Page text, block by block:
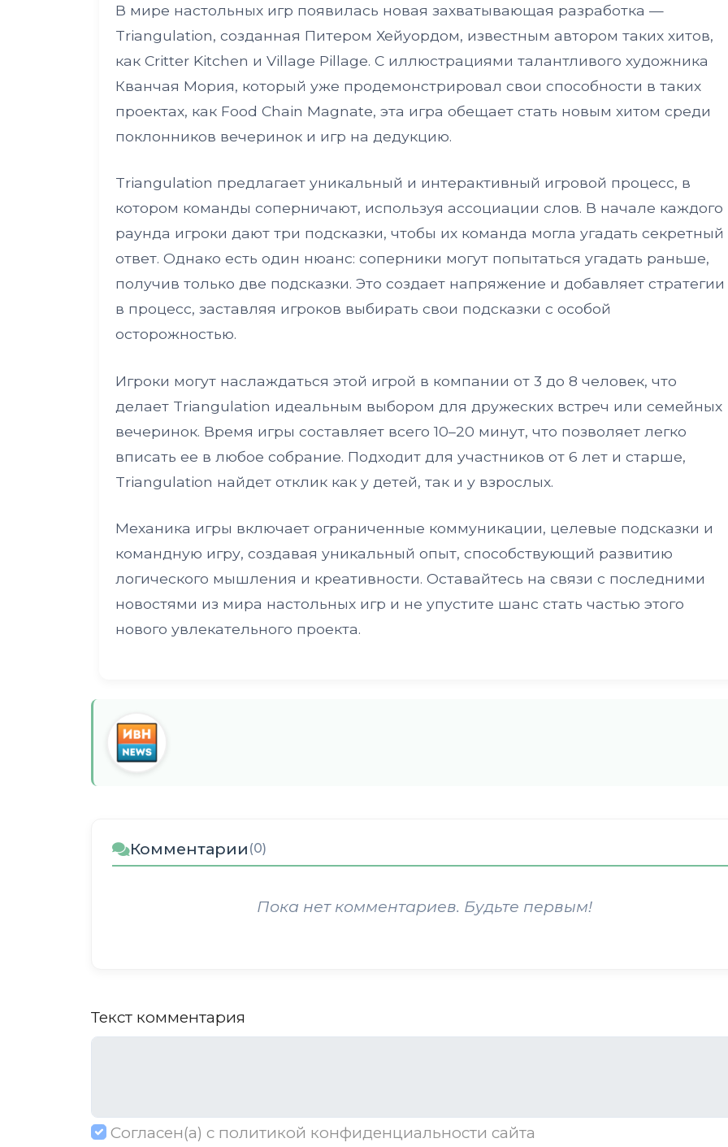
В мире настольных игр появилась новая захватывающая разработка —
Triangulation, созданная Питером Хейуордом, известным автором таких хитов,
как Critter Kitchen и Village Pillage. С иллюстрациями талантливого художника
Кванчая Мория, который уже продемонстрировал свои способности в таких
проектах, как Food Chain Magnate, эта игра обещает стать новым хитом среди
поклонников вечеринок и игр на дедукцию.
Triangulation предлагает уникальный и интерактивный игровой процесс, в
котором команды соперничают, используя ассоциации слов. В начале каждого
раунда игроки дают три подсказки, чтобы их команда могла угадать секретный
ответ. Однако есть один нюанс: соперники могут попытаться угадать раньше,
получив только две подсказки. Это создает напряжение и добавляет стратегии
в процесс, заставляя игроков выбирать свои подсказки с особой
осторожностью.
Игроки могут наслаждаться этой игрой в компании от 3 до 8 человек, что
делает Triangulation идеальным выбором для дружеских встреч или семейных
вечеринок. Время игры составляет всего 10–20 минут, что позволяет легко
вписать ее в любое собрание. Подходит для участников от 6 лет и старше,
Triangulation найдет отклик как у детей, так и у взрослых.
Механика игры включает ограниченные коммуникации, целевые подсказки и
командную игру, создавая уникальный опыт, способствующий развитию
логического мышления и креативности. Оставайтесь на связи с последними
новостями из мира настольных игр и не упустите шанс стать частью этого
нового увлекательного проекта.
Комментарии (0)
Пока нет комментариев. Будьте первым!
Текст комментария
Согласен(а) с политикой конфиденциальности сайта